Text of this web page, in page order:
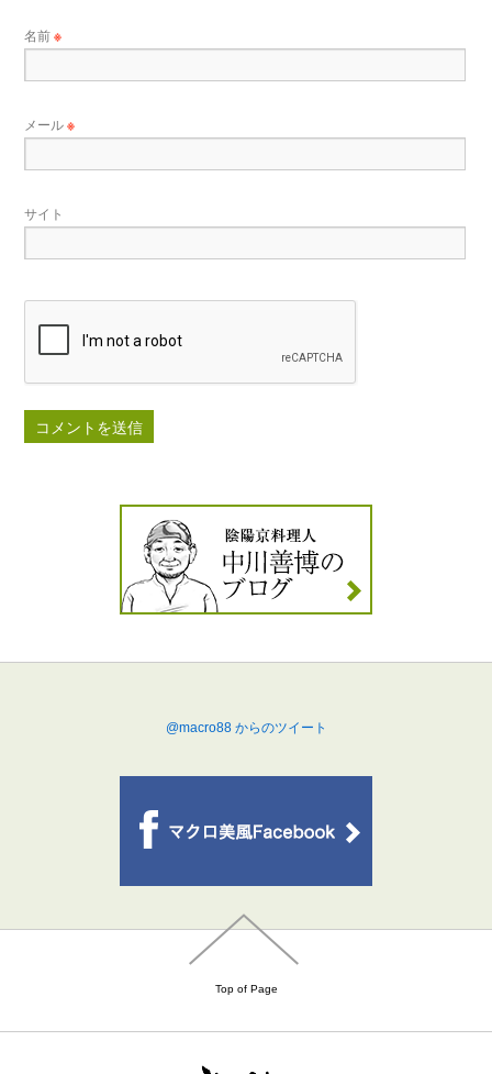
名前※
メール※
サイト
@macro88 からのツイート
Top of Page